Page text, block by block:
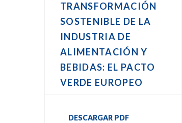
TRANSFORMACIÓN
SOSTENIBLE DE LA
INDUSTRIA DE
ALIMENTACIÓN Y
BEBIDAS: EL PACTO
VERDE EUROPEO
DESCARGAR PDF